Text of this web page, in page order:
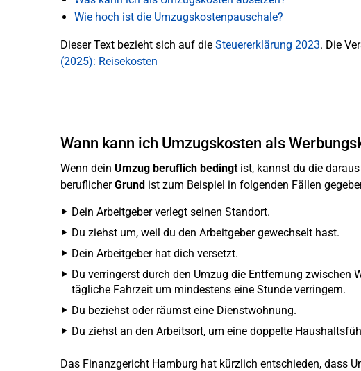
Wie hoch ist die Umzugskostenpauschale?
Dieser Text bezieht sich auf die Steuererklärung 2023. Die
(2025): Reisekosten
Wann kann ich Umzugskosten als
Wenn dein Umzug beruflich bedingtist, kannst du die
beruflicherGrund ist zum Beispiel in folgenden Fällen
Dein Arbeitgeber verlegt seinen Standort.
Du ziehst um, weil du den Arbeitgeber gewechselt hast.
Dein Arbeitgeber hat dich versetzt.
Du verringerst durch den Umzug die Entfernung
tägliche Fahrzeit um mindestens eine Stunde verringern.
Du beziehst oder räumst eine Dienstwohnung.
Du ziehst an den Arbeitsort, um eine doppelte
Das Finanzgericht Hamburg hat kürzlich entschieden, dass